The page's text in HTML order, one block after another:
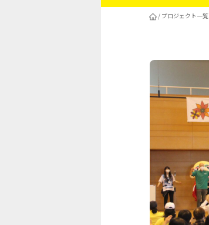
/ プロジェクト一覧